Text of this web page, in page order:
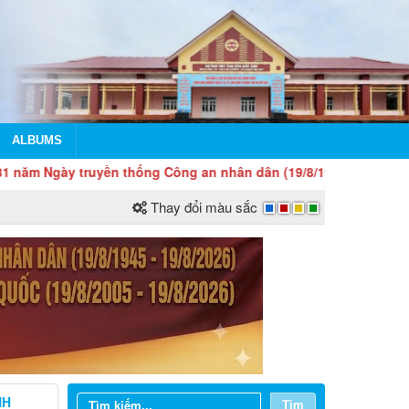
ALBUMS
truyền thống Công an nhân dân (19/8/1945 - 19/8/2026) và
Thay đổi màu sắc
Tìm